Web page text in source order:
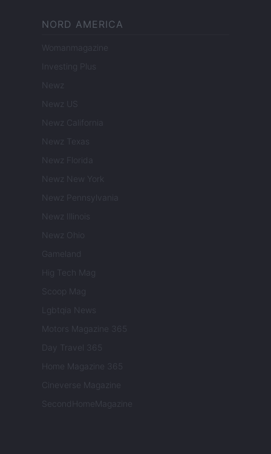
NORD AMERICA
Womanmagazine
Investing Plus
Newz
Newz US
Newz California
Newz Texas
Newz Florida
Newz New York
Newz Pennsylvania
Newz Illinois
Newz Ohio
Gameland
Hig Tech Mag
Scoop Mag
Lgbtqia News
Motors Magazine 365
Day Travel 365
Home Magazine 365
Cineverse Magazine
SecondHomeMagazine